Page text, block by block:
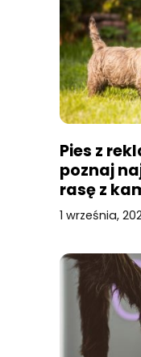
Pies z
poznaj
rasę z
1 września,